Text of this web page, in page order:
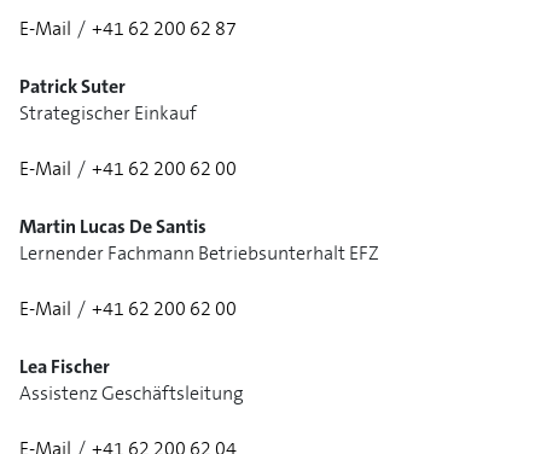
E-Mail / +41 62 200 62 87
Patrick Suter
Strategischer Einkauf
E-Mail / +41 62 200 62 00
Martin Lucas De Santis
Lernender Fachmann Betriebsunterhalt EFZ
E-Mail / +41 62 200 62 00
Lea Fischer
Assistenz Geschäftsleitung
E-Mail / +41 62 200 62 04